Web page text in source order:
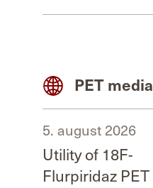
PET media
5. august 2026
Utility of 18F-
Flurpiridaz PET